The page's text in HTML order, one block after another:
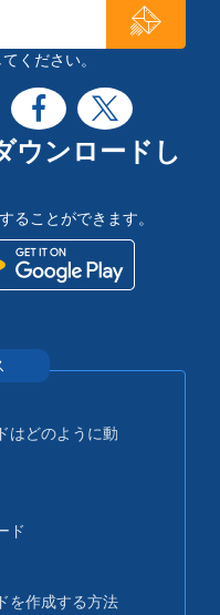
ください。
ウンロードし
ることができます。
はどのように動
ド
を作成する方法